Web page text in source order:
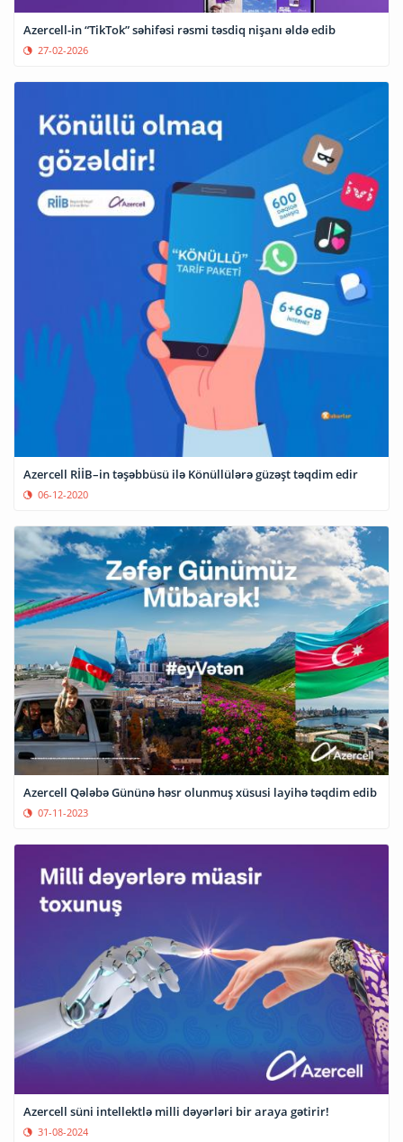
Azercell-in “TikTok” səhifəsi rəsmi təsdiq nişanı əldə edib
27-02-2026
Azercell RİİB–in təşəbbüsü ilə Könüllülərə güzəşt təqdim edir
06-12-2020
Azercell Qələbə Gününə həsr olunmuş xüsusi layihə təqdim edib
07-11-2023
Azercell süni intellektlə milli dəyərləri bir araya gətirir!
31-08-2024